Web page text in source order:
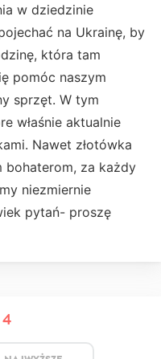
w dziedzinie
na Ukrainę, by
która tam
pomóc naszym
sprzęt. W tym
właśnie aktualnie
Nawet złotówka
bohaterom, za każdy
niezmiernie
pytań- proszę
4